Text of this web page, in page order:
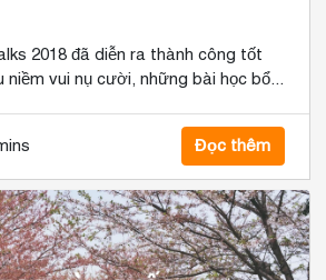
2018 đã diễn ra thành công tốt
niềm vui nụ cười, những bài học bổ...
Đọc thêm